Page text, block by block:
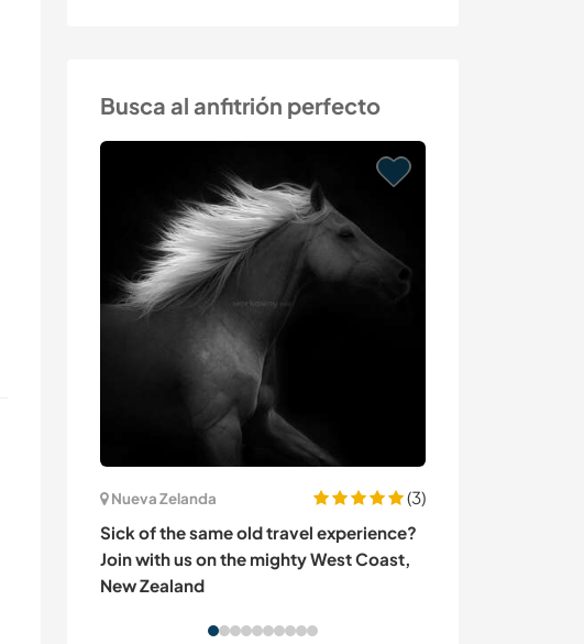
Busca al anfitrión perfecto
Nueva Zelanda
(3)
Sick of the same old travel experience?
Join with us on the mighty West Coast,
New Zealand